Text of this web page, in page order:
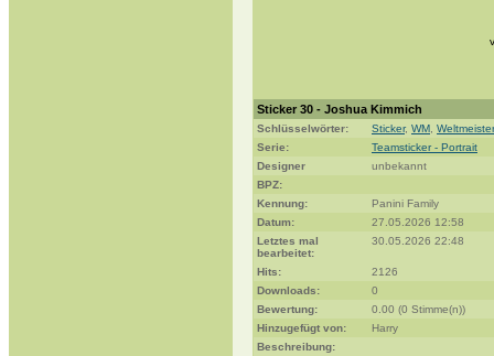
Sticker 30 - Joshua Kimmich
Schlüsselwörter: Sticker, WM
Serie:
Teamsticker - Portrait
Designer
unbekannt
BPZ:
Kennung:
Panini Family
Datum:
27.05.2026 12:58
Letztes mal
bearbeitet:
30.05.2026 22:48
Hits:
2126
Downloads:
0
Bewertung:
0.00 (0 Stimme(n))
Hinzugefügt von:
Harry
Beschreibung: